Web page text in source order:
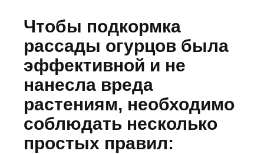
Чтобы подкормка
рассады огурцов была
эффективной и не
нанесла вреда
растениям, необходимо
соблюдать несколько
простых правил: